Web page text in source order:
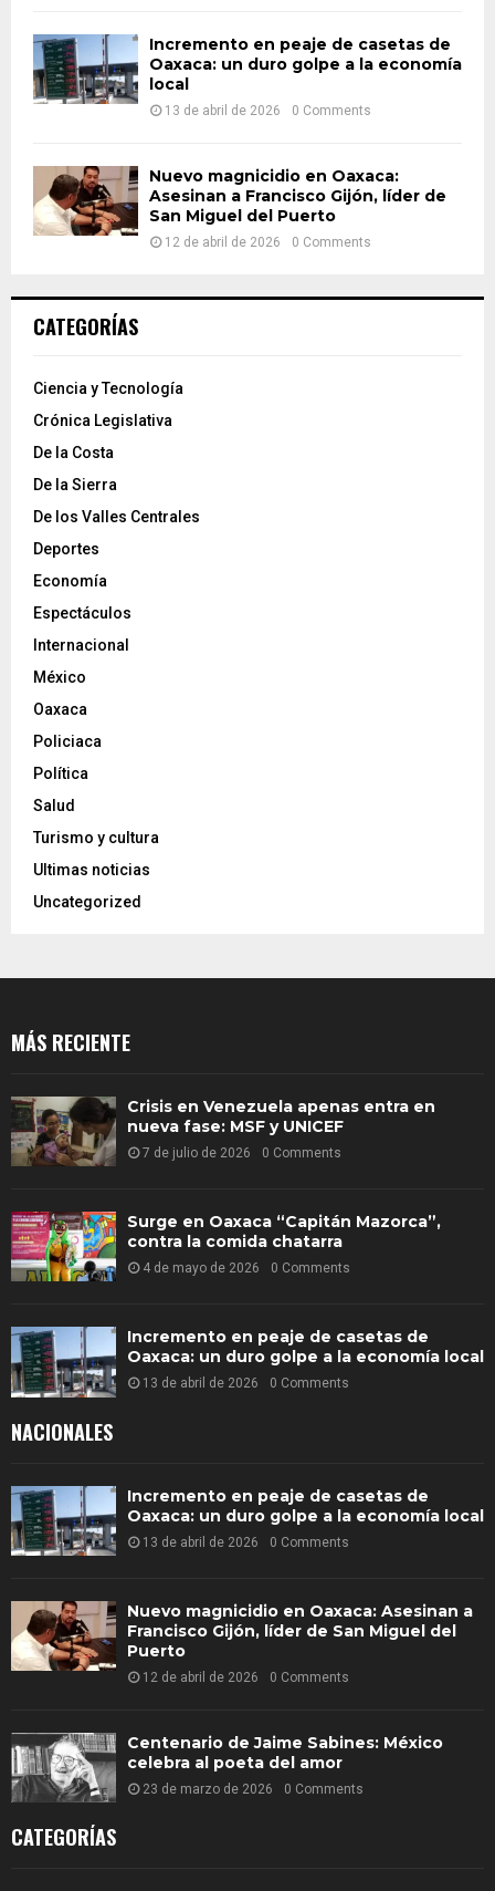
Incremento en peaje de casetas de
Oaxaca: un duro golpe a la economía
local
13 de abril de 2026 0 Comments
Nuevo magnicidio en Oaxaca:
Asesinan a Francisco Gijón, líder de
San Miguel del Puerto
12 de abril de 2026 0 Comments
CATEGORÍAS
Ciencia y Tecnología
Crónica Legislativa
De la Costa
De la Sierra
De los Valles Centrales
Deportes
Economía
Espectáculos
Internacional
México
Oaxaca
Policiaca
Política
Salud
Turismo y cultura
Ultimas noticias
Uncategorized
MÁS RECIENTE
Crisis en Venezuela apenas entra en
nueva fase: MSF y UNICEF
7 de julio de 2026 0 Comments
Surge en Oaxaca “Capitán Mazorca”,
contra la comida chatarra
4 de mayo de 2026 0 Comments
Incremento en peaje de casetas de
Oaxaca: un duro golpe a la economía local
13 de abril de 2026 0 Comments
NACIONALES
Incremento en peaje de casetas de
Oaxaca: un duro golpe a la economía local
13 de abril de 2026 0 Comments
Nuevo magnicidio en Oaxaca: Asesinan a
Francisco Gijón, líder de San Miguel del
Puerto
12 de abril de 2026 0 Comments
Centenario de Jaime Sabines: México
celebra al poeta del amor
23 de marzo de 2026 0 Comments
CATEGORÍAS